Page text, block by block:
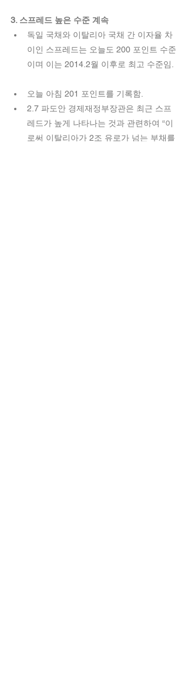
3. 스프레드 높은 수준 계속
독일 국채와 이탈리아 국채 간 이자율 차
이인 스프레드는 오늘도 200 포인트 수준
이며 이는 2014.2월 이후로 최고 수준임.
오늘 아침 201 포인트를 기록함.
2.7 파도안 경제재정부장관은 최근 스프
레드가 높게 나타나는 것과 관련하여 “이
로써 이탈리아가 2조 유로가 넘는 부채를